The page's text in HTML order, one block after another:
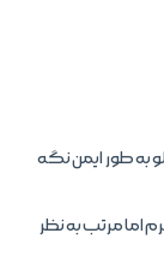
به طور ایمن نگه
اما مرتب به نظر